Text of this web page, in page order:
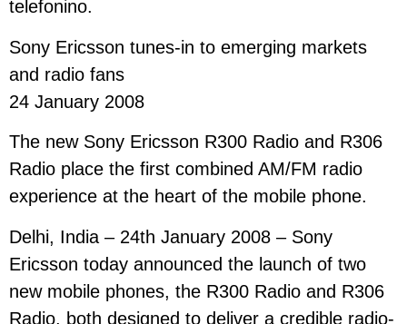
telefonino.
Sony Ericsson tunes-in to emerging markets
and radio fans
24 January 2008
The new Sony Ericsson R300 Radio and R306
Radio place the first combined AM/FM radio
experience at the heart of the mobile phone.
Delhi, India – 24th January 2008 – Sony
Ericsson today announced the launch of two
new mobile phones, the R300 Radio and R306
Radio, both designed to deliver a credible radio-